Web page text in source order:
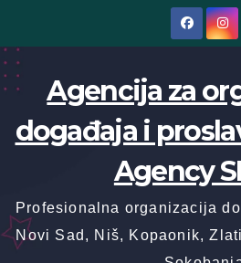
content
Agencija za
događaja i
Agency
Profesionalna organizacija
Novi Sad, Niš, Kopaonik,